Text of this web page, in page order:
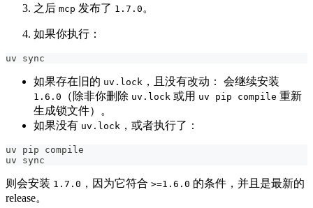
之后 mcp 发布了 1.7.0 。
如果你执行：
uv sync
如果存在旧的 uv.lock ，且没有改动： 会继续安装
1.6.0 （除非你删除 uv.lock 或用 uv pip compile 重新
生成锁文件）。
如果没有 uv.lock ，或者执行了：
uv pip compile
uv sync
则会安装 1.7.0 ，因为它符合 >=1.6.0 的条件，并且是最新的
release。